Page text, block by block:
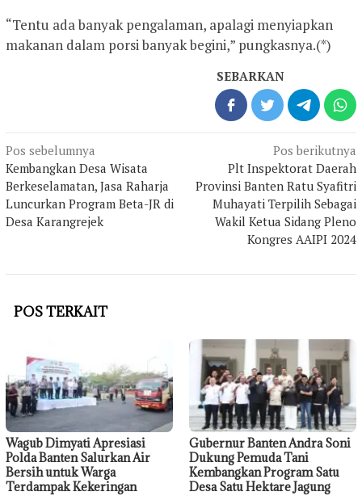
“Tentu ada banyak pengalaman, apalagi menyiapkan
makanan dalam porsi banyak begini,” pungkasnya.(*)
SEBARKAN
Navigasi
pos
Pos sebelumnya
Kembangkan Desa Wisata
Berkeselamatan, Jasa Raharja
Luncurkan Program Beta-JR di
Desa Karangrejek
Pos berikutnya
Plt Inspektorat Daerah
Provinsi Banten Ratu Syafitri
Muhayati Terpilih Sebagai
Wakil Ketua Sidang Pleno
Kongres AAIPI 2024
POS TERKAIT
Wagub Dimyati Apresiasi
Polda Banten Salurkan Air
Bersih untuk Warga
Terdampak Kekeringan
Gubernur Banten Andra Soni
Dukung Pemuda Tani
Kembangkan Program Satu
Desa Satu Hektare Jagung